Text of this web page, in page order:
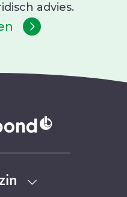
advies.